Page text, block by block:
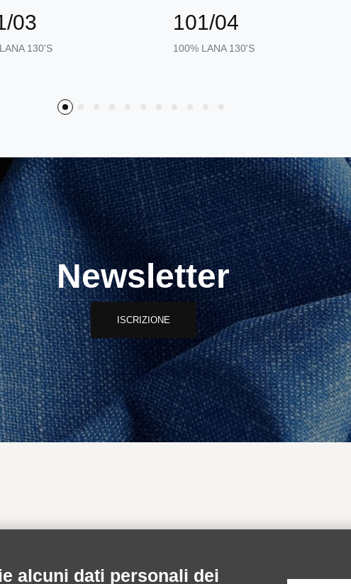
03
130'S
101/04
100% LANA 130'S
Newsletter
ISCRIZIONE
Spedizioni Accedi
alcuni dati personali dei